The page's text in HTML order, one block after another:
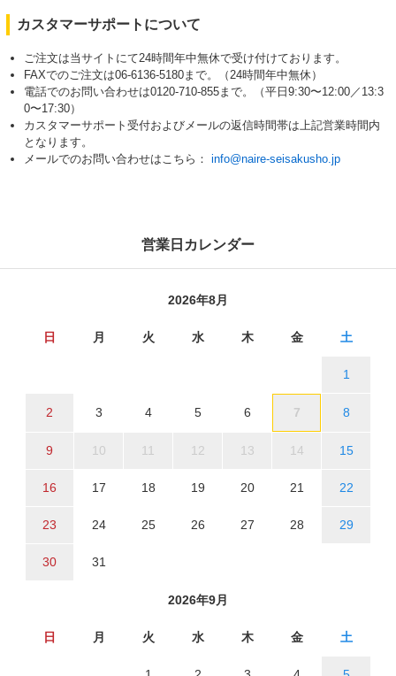
カスタマーサポートについて
ご注文は当サイトにて24時間年中無休で受け付けております。
FAXでのご注文は06-6136-5180まで。（24時間年中無休）
電話でのお問い合わせは0120-710-855まで。（平日9:30〜12:00／13:3
0〜17:30）
カスタマーサポート受付およびメールの返信時間帯は上記営業時間内
となります。
メールでのお問い合わせはこちら： info@naire-seisakusho.jp
営業日カレンダー
2026年8月
日 月 火 水 木 金 土
1
2 3 4 5 6 7 8
9 10 11 12 13 14 15
16 17 18 19 20 21 22
23 24 25 26 27 28 29
30 31
2026年9月
日 月 火 水 木 金 土